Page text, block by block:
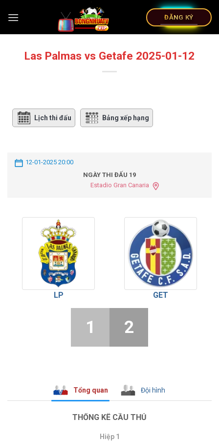
ĐĂNG KÝ
Las Palmas vs Getafe 2025-01-12
Lịch thi đấu Bảng xếp hạng
12-01-2025 20:00
NGÀY THI ĐẤU 19
Estadio Gran Canaria
LP GET
1 2
Tổng quan Đội hình
THỐNG KÊ CẦU THỦ
Hiệp 1